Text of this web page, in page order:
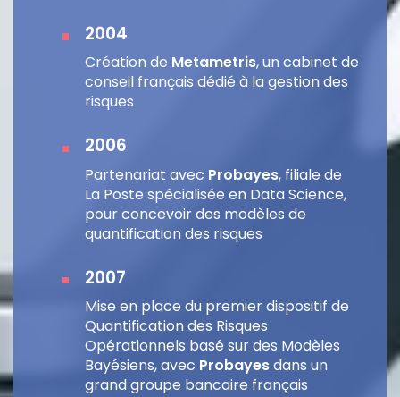
2004
Création de Metametris, un cabinet de
conseil français dédié à la gestion des
risques
2006
Partenariat avec Probayes, filiale de
La Poste spécialisée en Data Science,
pour concevoir des modèles de
quantification des risques
2007
Mise en place du premier dispositif de
Quantification des Risques
Opérationnels basé sur des Modèles
Bayésiens, avec Probayesdans un
grand groupe bancaire français